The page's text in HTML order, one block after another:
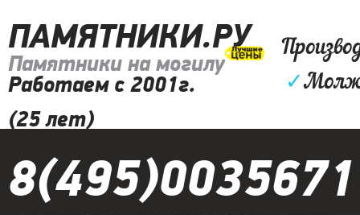
ПАМЯТНИКИ.РУ
Памятники на могилу
Работаем с 2001г.
(25 лет)
✓
8(495)0035671